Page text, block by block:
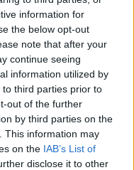
information for
the below opt-out
note that after your
continue seeing
information utilized by
third parties prior to
out of the further
by third parties on the
This information may
on the IAB’s List of
disclose it to other
ότιδεν
σύγκρουση με
η επίτευξη των
ολοκλήρωσή